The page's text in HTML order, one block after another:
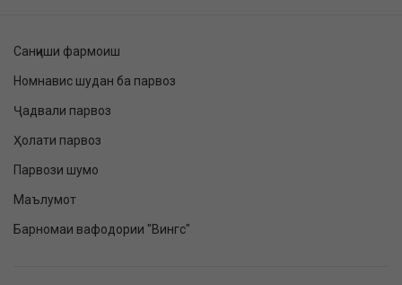
Санҷиши фармоиш
Номнавис шудан ба парвоз
Ҷадвали парвоз
Ҳолати парвоз
Парвози шумо
Маълумот
Барномаи вафодории "Вингс"